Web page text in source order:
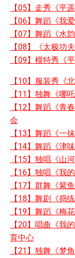
【05】走秀《平
【06】舞蹈《我
【07】舞蹈《水
【08】《太极功
【09】模特秀《
【10】服装秀《
【11】独舞《哪
【12】舞蹈《青
会
【13】舞蹈《一
【14】舞蹈《津
【15】独唱《山
【16】独唱《我
【17】群舞《紫
【18】舞剧《捣
【19】舞蹈《梅
【20】唱曲《我
育中心
【21】独舞《梦